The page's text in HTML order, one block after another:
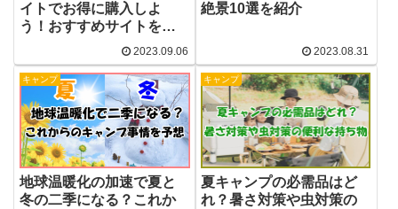
イトでお得に購入しよ
う！おすすめサイトを紹
2023.09.06
絶景10選を紹介
2023.08.31
キャンプ
地球温暖化の加速で夏と
冬の二季になる？これか
キャンプ
夏キャンプの必需品はど
れ？暑さ対策や虫対策の